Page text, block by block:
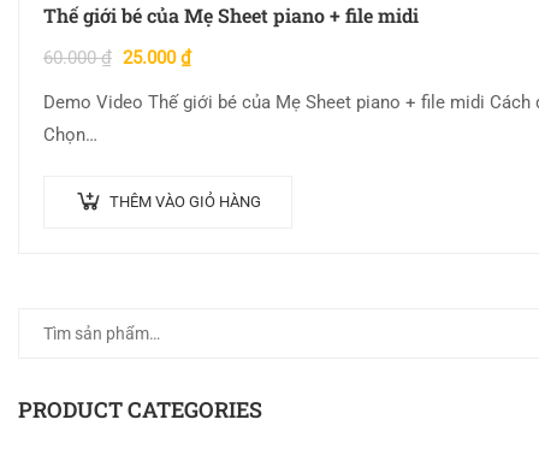
Thế giới bé của Mẹ Sheet piano + file midi
60.000₫ 25.000₫
Demo Video Thế giới bé của Mẹ Sheet piano + file midi
Chọn…
THÊM VÀO GIỎ HÀNG
PRODUCT CATEGORIES